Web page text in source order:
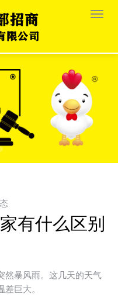
栏
有什么区别
暴风雨。这几天的天气
巨大。